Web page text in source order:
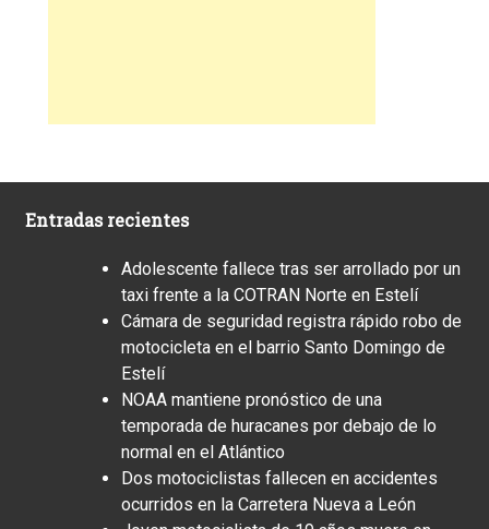
Entradas recientes
Adolescente fallece tras ser arrollado por un
taxi frente a la COTRAN Norte en Estelí
Cámara de seguridad registra rápido robo de
motocicleta en el barrio Santo Domingo de
Estelí
NOAA mantiene pronóstico de una
temporada de huracanes por debajo de lo
normal en el Atlántico
Dos motociclistas fallecen en accidentes
ocurridos en la Carretera Nueva a León